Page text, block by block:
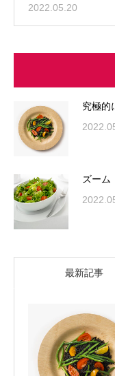
2022.05.20
究極的
ズーム
最新記事